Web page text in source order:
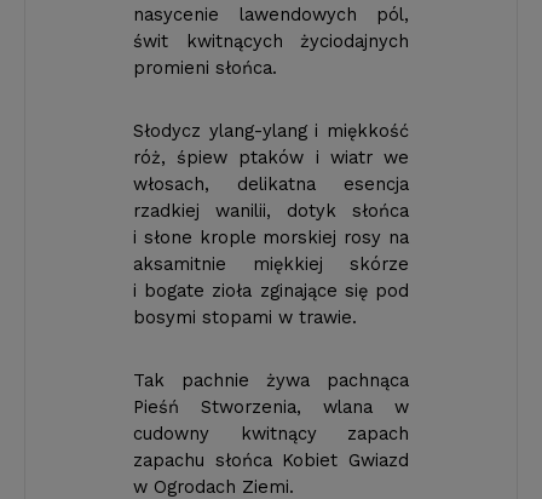
nasycenie lawendowych pól,
świt kwitnących życiodajnych
promieni słońca.
Słodycz ylang-ylang i miękkość
róż, śpiew ptaków i wiatr we
włosach, delikatna esencja
rzadkiej wanilii, dotyk słońca
i słone krople morskiej rosy na
aksamitnie miękkiej skórze
i bogate zioła zginające się pod
bosymi stopami w trawie.
Tak pachnie żywa pachnąca
Pieśń Stworzenia, wlana w
cudowny kwitnący zapach
zapachu słońca Kobiet Gwiazd
w Ogrodach Ziemi.